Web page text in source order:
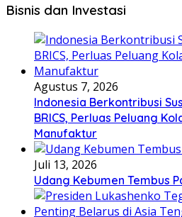
Bisnis dan Investasi
Agustus 7, 2026
Indonesia Berkontribusi
BRICS, Perluas Peluang
Manufaktur
Juli 13, 2026
Udang Kebumen Tembus